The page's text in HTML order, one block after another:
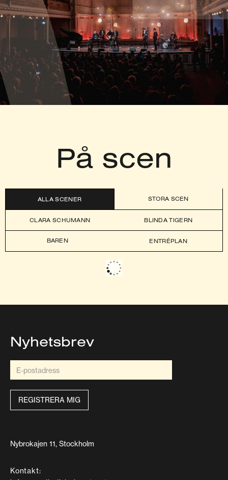
På scen
ALLA SCENER STORA SCEN
CLARA SCHUMANN BLINDA TIGERN
BAREN ENTRÉPLAN
Nyhetsbrev
Nybrokajen 11, Stockholm
Kontakt: